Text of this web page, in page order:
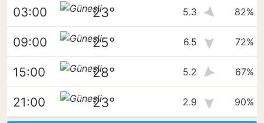
03:00 23° 5.3 82%
09:00 25° 6.5 72%
15:00 28° 5.2 67%
21:00 23° 2.9 90%